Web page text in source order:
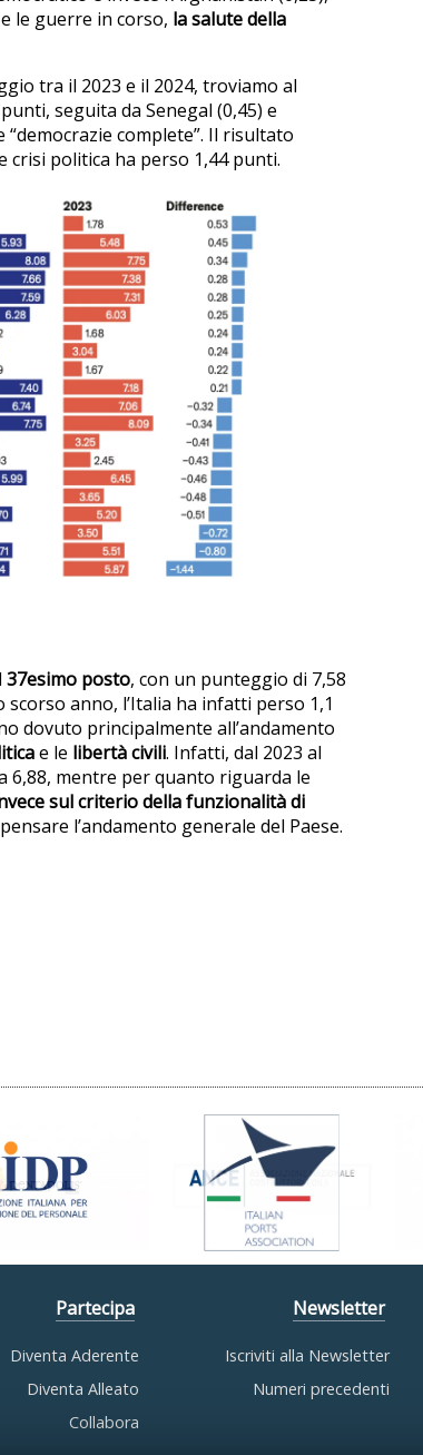
le guerre in corso, la salute della
tra il 2023 e il 2024, troviamo al
seguita da Senegal (0,45) e
complete”. Il risultato
crisi politica ha perso 1,44 punti.
37esimo posto, con un punteggio di 7,58
scorso anno, l’Italia ha infatti perso 1,1
dovuto principalmente all’andamento
e le libertà civili. Infatti, dal 2023 al
6,88, mentre per quanto riguarda le
sul criterio della funzionalità di
l’andamento generale del Paese.
Partecipa
Diventa Aderente
Diventa Alleato
Collabora
Newsletter
Iscriviti alla Newsletter
Numeri precedenti